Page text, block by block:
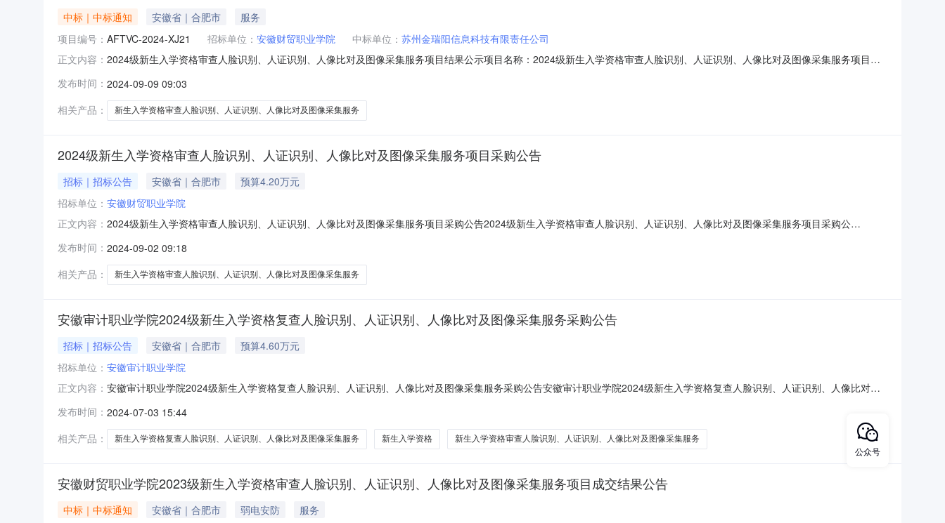
中标｜中标通知 安徽省｜合肥市
服务
项目编号： AFTVC-2024-XJ21 招标单位： 安徽财贸职业学院 中标单位： 苏州金瑞阳信息科技有限责任公司
正文内容： 2024级新生入学资格审查人脸识别、人证识别、人像比对及图像采集服务项目结果公示项目名称：2024级新生入学资格审查人脸识别、人证识别、人像比对及图像采集服务项目项
人数核算。本项目采购公告视为采购人与成交供应商双方合同的一部分。如对以上公示有疑问，请在三个工作日内以书面形式与国有资产管理处联系。联系方式：0551-63865858最
终以双方签
发布时间： 2024-09-09 09:03
相关产品：
新生入学资格审查人脸识别、人证识别、人像比对及图像采集服务
2024级新生入学资格审查人脸识别、人证识别、人像比对及图像采集服务项目采购公告
招标｜招标公告 安徽省｜合肥市
预算4.20万元
招标单位： 安徽财贸职业学院
正文内容： 2024级新生入学资格审查人脸识别、人证识别、人像比对及图像采集服务项目采购公告2024级新生入学资格审查人脸识别、人证识别、人像比对及图像采集服务项目采购公
学历管理工作的通知》(皖教秘学(2023)33号)等相关文件，要求严格新生入学资格审查:要现场采集新生照片，并将照片与高考报名照片、居民身份证照片运用“人脸识别”“认证识
别”“人像比对”等信息技术
发布时间： 2024-09-02 09:18
相关产品：
新生入学资格审查人脸识别、人证识别、人像比对及图像采集服务
安徽审计职业学院2024级新生入学资格复查人脸识别、人证识别、人像比对及图像采集服务采购公告
招标｜招标公告 安徽省｜合肥市
预算4.60万元
招标单位： 安徽审计职业学院
正文内容： 安徽审计职业学院2024级新生入学资格复查人脸识别、人证识别、人像比对及图像采集服务采购公告安徽审计职业学院2024级新生入学资格复查人脸识别、人证识别、人像比对及
学院方兴校区(安徽省合肥市方兴大道509号)3.项目概况:安徽审计职业学院2024级新生入学资格审查人脸识别、人证识别、人像比对及图像采集服务,预算金额为10元/人(约46000
元),以实
发布时间： 2024-07-03 15:44
相关产品：
新生入学资格复查人脸识别、人证识别、人像比对及图像采集服务 新生入学资格 新生入学资格审查人脸识别、人证识别、人像比对及图像采集服务
安徽财贸职业学院2023级新生入学资格审查人脸识别、人证识别、人像比对及图像采集服务项目成交结果公告
中标｜中标通知 安徽省｜合肥市 弱电安防
服务
公众号